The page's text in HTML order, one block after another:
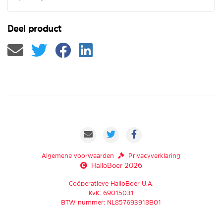
Deel product
Algemene voorwaarden Privacyverklaring
HalloBoer 2026
Coöperatieve HalloBoer U.A.
KvK: 69015031
BTW nummer: NL857693918B01